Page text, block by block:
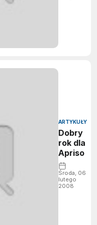
ARTYKUŁY
Dobry
rok dla
Apriso
Środa, 06
lutego
2008